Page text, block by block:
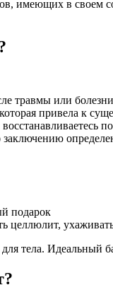
в своем
травмы или болезни
привела к
подарок
целлюлит,
тела. Идеальный